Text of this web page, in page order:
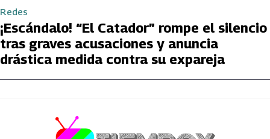
Redes
¡Escándalo! “El Catador” rompe el silencio
tras graves acusaciones y anuncia
drástica medida contra su expareja